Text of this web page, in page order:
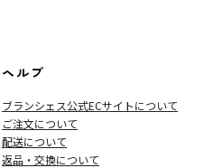
ヘルプ
ブランシェス公式ECサイトについて
ご注文について
配送について
返品・交換について